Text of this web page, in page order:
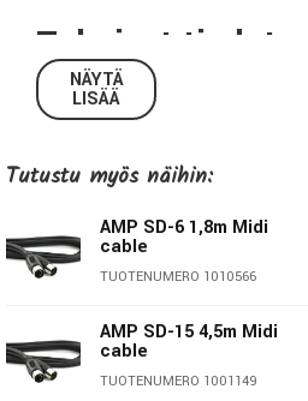
Tekniset tiedot:
Malli:
SD3
Liittimet:2 x 5-pin DIN
AMP Cables
ammattilaisille ja
Heidän tekninen asiantuntemus
että AMP-kaapeli on kaapeli,
NÄYTÄ
LISÄÄ
Tutustu myös näihin:
AMP SD-6 1,8m Midi
cable
TUOTENUMERO 1010566
AMP SD-15 4,5m Midi
cable
TUOTENUMERO 1001149